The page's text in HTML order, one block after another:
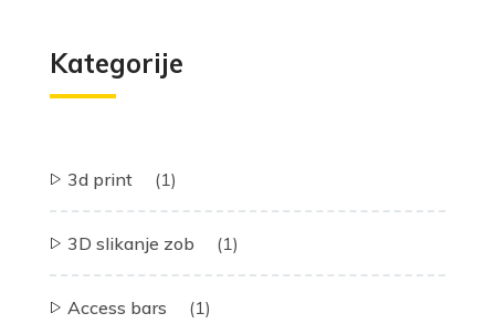
Kategorije
3d print (1)
3D slikanje zob (1)
Access bars (1)